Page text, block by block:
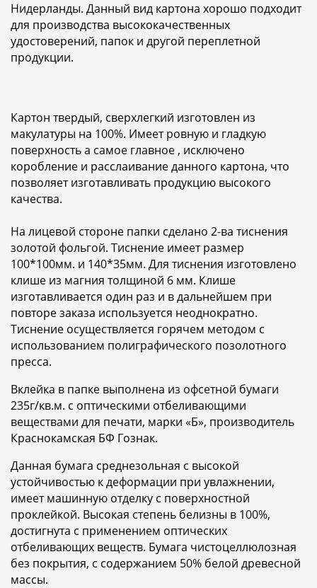
Нидерланды. Данный вид картона хорошо подходит
для производства высококачественных
удостоверений, папок и другой переплетной
продукции.
Картон твердый, сверхлегкий изготовлен из
макулатуры на 100%. Имеет ровную и гладкую
поверхность а самое главное , исключено
коробление и расслаивание данного картона, что
позволяет изготавливать продукцию высокого
качества.
На лицевой стороне папки сделано 2-ва тиснения
золотой фольгой. Тиснение имеет размер
100*100мм. и 140*35мм. Для тиснения изготовлено
клише из магния толщиной 6 мм. Клише
изготавливается один раз и в дальнейшем при
повторе заказа используется неоднократно.
Тиснение осуществляется горячем методом с
использованием полиграфического позолотного
пресса.
Вклейка в папке выполнена из офсетной бумаги
235г/кв.м. с оптическими отбеливающими
веществами для печати, марки «Б», производитель
Краснокамская БФ Гознак.
Данная бумага среднезольная с высокой
устойчивостью к деформации при увлажнении,
имеет машинную отделку с поверхностной
проклейкой. Высокая степень белизны в 100%,
достигнута с применением оптических
отбеливающих веществ. Бумага чистоцеллюлозная
без покрытия, с содержанием 50% белой древесной
массы.